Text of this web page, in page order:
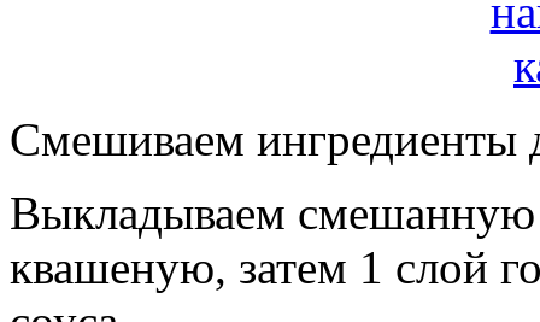
Смешиваем ингредиенты
Выкладываем смешанную
квашеную, затем 1 слой